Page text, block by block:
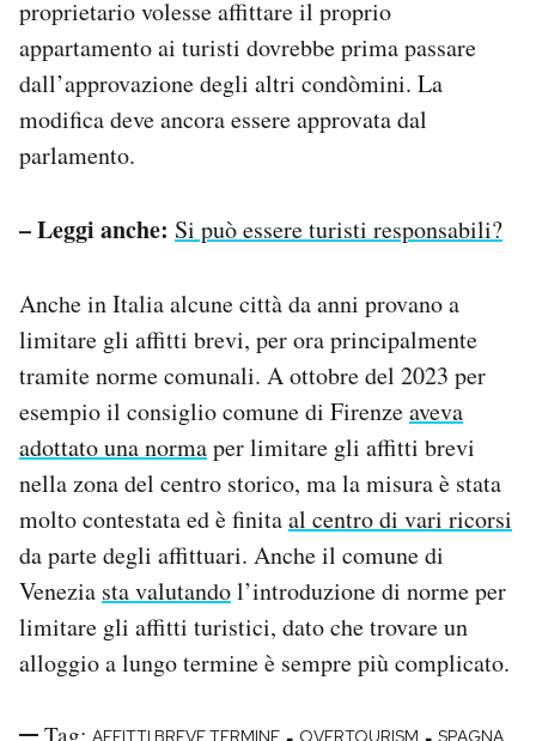
proprietario volesse affittare il proprio
appartamento ai turisti dovrebbe prima passare
dall’approvazione degli altri condòmini. La
modifica deve ancora essere approvata dal
parlamento.
– Leggi anche: Si può essere turisti responsabili?
Anche in Italia alcune città da anni provano a
limitare gli affitti brevi, per ora principalmente
tramite norme comunali. A ottobre del 2023 per
esempio il consiglio comune di Firenzeaveva
adottato una normaper limitare gli affitti brevi
nella zona del centro storico, ma la misura è stata
molto contestata ed è finitaal centro di vari ricorsi
da parte degli affittuari. Anche il comune di
Venezia sta valutandol’introduzione di norme per
limitare gli affitti turistici, dato che trovare un
alloggio a lungo termine è sempre più complicato.
Tag: AFFITTI BREVE TERMINE OVERTOURISM SPAGNA